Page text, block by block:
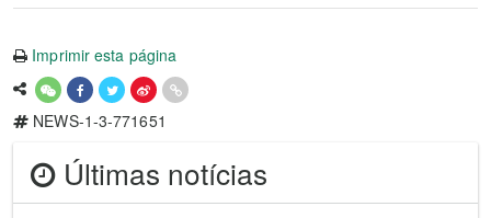
Imprimir esta página
NEWS-1-3-771651
Últimas notícias